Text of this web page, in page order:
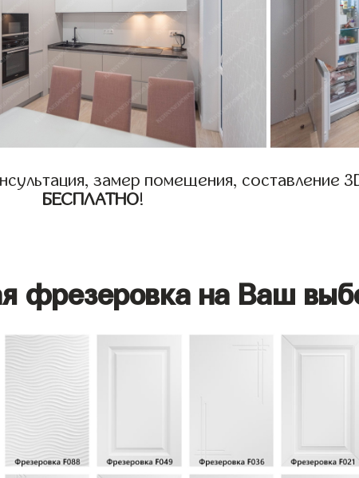
замер помещения, составление
БЕСПЛАТНО!
фрезеровка на Ваш